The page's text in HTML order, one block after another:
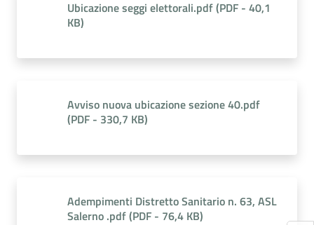
Ubicazione seggi elettorali.pdf(PDF - 40,1
KB)
Avviso nuova ubicazione sezione 40.pdf
(PDF - 330,7 KB)
Adempimenti Distretto Sanitario n. 63, ASL
Salerno .pdf(PDF - 76,4 KB)